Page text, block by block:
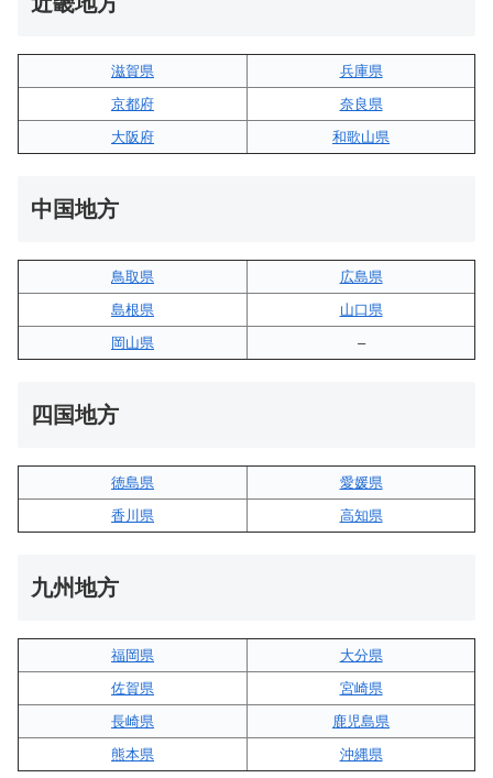
滋賀県
兵庫県
京都府
奈良県
大阪府
和歌山県
中国地方
鳥取県
広島県
島根県
山口県
岡山県
–
四国地方
徳島県
愛媛県
香川県
高知県
九州地方
福岡県
大分県
佐賀県
宮崎県
長崎県
鹿児島県
熊本県
沖縄県